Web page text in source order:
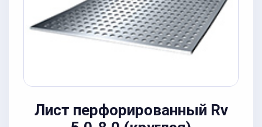
Лист перфорированный Rv